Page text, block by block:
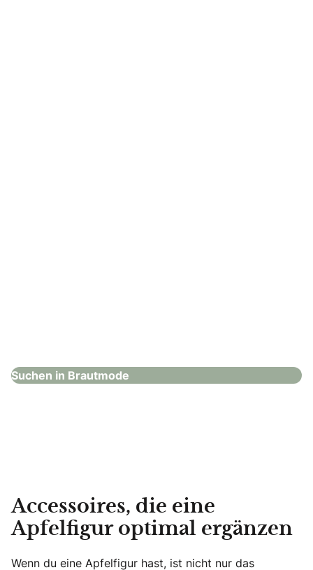
Suchen in Brautmode
Accessoires, die eine
Apfelfigur optimal ergänzen
Wenn du eine Apfelfigur hast, ist nicht nur das